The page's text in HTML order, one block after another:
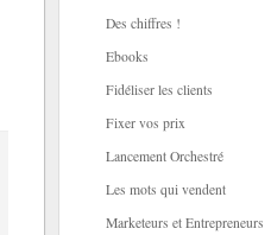
Des chiffres !
Ebooks
Fidéliser les clients
Fixer vos prix
Lancement Orchestré
Les mots qui vendent
Marketeurs et Entrepreneurs